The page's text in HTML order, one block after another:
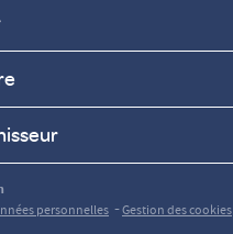
personnelles -Gestion des cookies